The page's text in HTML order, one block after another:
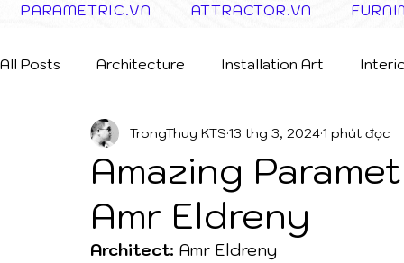
PARAMETRIC.VN ATTRACTOR.VN
All Posts Architecture Installation Art
Storytelling Concept
Amazing
Amr Eldreny
TrongThuy KTS 13 thg 3, 20241 phút đọc
Architect: Amr Eldreny